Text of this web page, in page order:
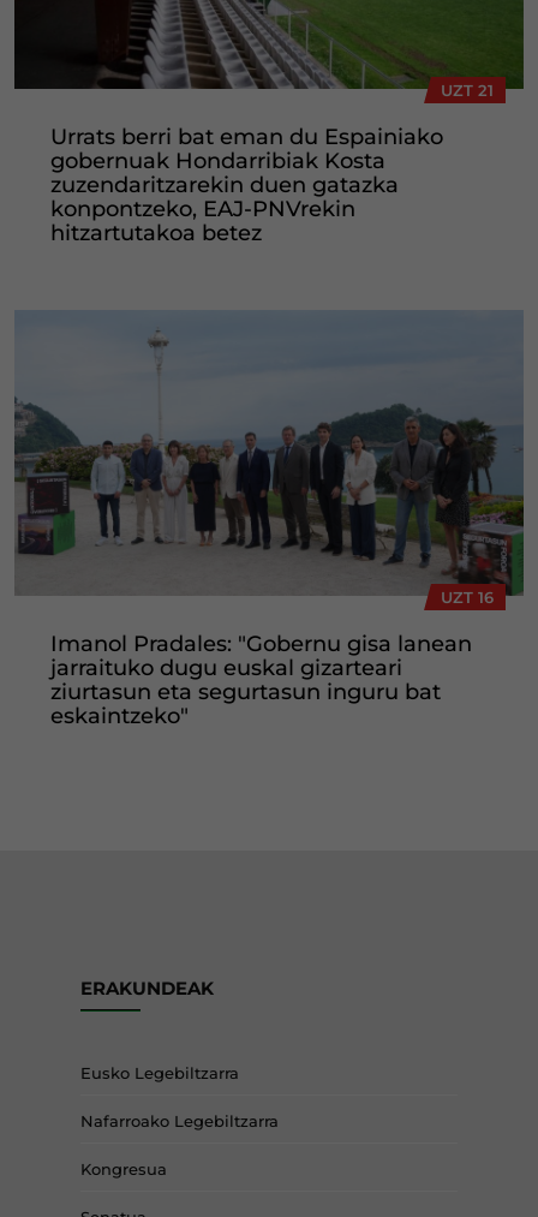
UZT 21
Urrats berri bat eman du Espainiako
gobernuak Hondarribiak Kosta
zuzendaritzarekin duen gatazka
konpontzeko, EAJ-PNVrekin
hitzartutakoa betez
UZT 16
Imanol Pradales: "Gobernu gisa lanean
jarraituko dugu euskal gizarteari
ziurtasun eta segurtasun inguru bat
eskaintzeko"
ERAKUNDEAK
Eusko Legebiltzarra
Nafarroako Legebiltzarra
Kongresua